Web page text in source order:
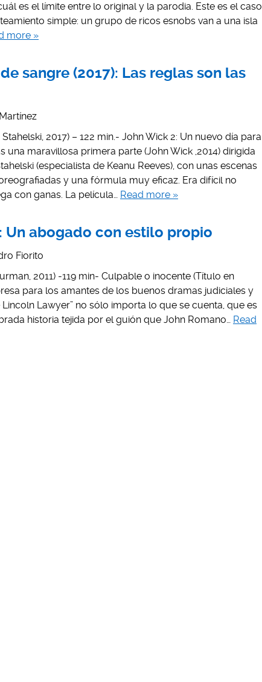
es el límite entre lo original y la parodia. Este es el caso
simple: un grupo de ricos esnobs van a una isla
more »
sangre (2017): Las reglas son las
2017) – 122 min.- John Wick 2: Un nuevo día para
una maravillosa primera parte (John Wick ,2014) dirigida
(especialista de Keanu Reeves), con unas escenas
y una fórmula muy eficaz. Era difícil no
con ganas. La película… Read more »
Un abogado con estilo propio
Fiorito
2011) -119 min- Culpable o inocente (Título en
para los amantes de los buenos dramas judiciales y
Lincoln Lawyer” no sólo importa lo que se cuenta, que es
historia tejida por el guión que John Romano… Read